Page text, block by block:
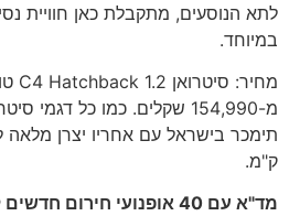
לתא הנוסעים, מתקבלת כאן חוויית נסיעה
במיוחד.
ק"מ.